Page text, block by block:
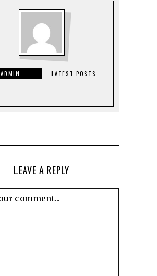
ADMIN LATEST POSTS
LEAVE A REPLY